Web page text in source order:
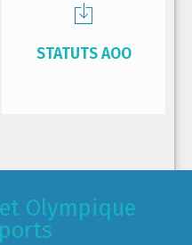
STATUTS AOO
Olympique